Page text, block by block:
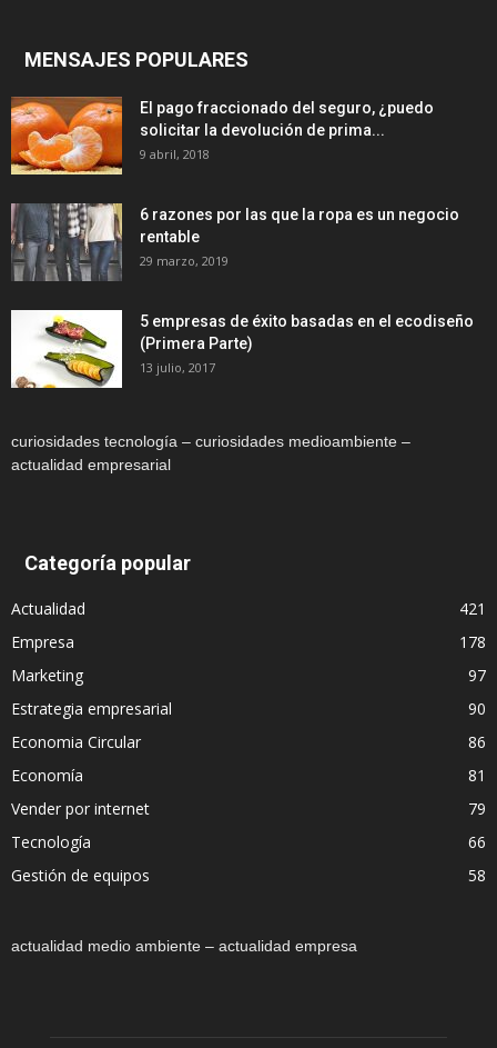
MENSAJES POPULARES
El pago fraccionado del seguro, ¿puedo
solicitar la devolución de prima...
9 abril, 2018
6 razones por las que la ropa es un negocio
rentable
29 marzo, 2019
5 empresas de éxito basadas en el ecodiseño
(Primera Parte)
13 julio, 2017
curiosidades tecnología – curiosidades medioambiente –
actualidad empresarial
Categoría popular
Actualidad
421
Empresa
178
Marketing
97
Estrategia empresarial
90
Economia Circular
86
Economía
81
Vender por internet
79
Tecnología
66
Gestión de equipos
58
actualidad medio ambiente – actualidad empresa